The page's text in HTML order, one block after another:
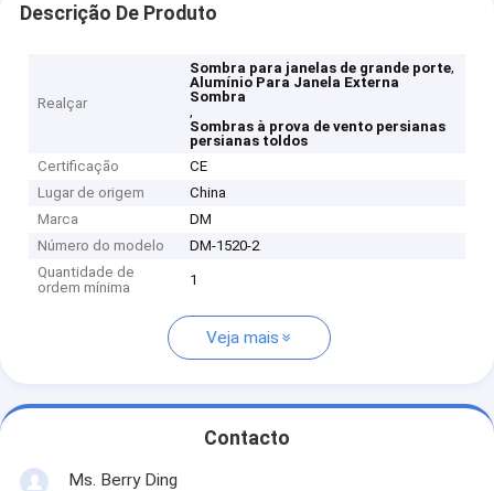
Descrição De Produto
Realçar
Sombra para janelas de grande porte,
Alumínio Para Janela Externa
Sombra
,
Sombras à prova de vento persianas
persianas toldos
Certificação
CE
Lugar de origem
China
Marca
DM
Número do modelo
DM-1520-2
Quantidade de
ordem mínima
1
Veja mais
Contacto
Ms. Berry Ding